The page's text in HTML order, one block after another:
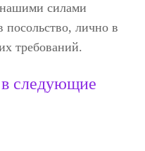
силами
посольство, лично в
требований.
следующие